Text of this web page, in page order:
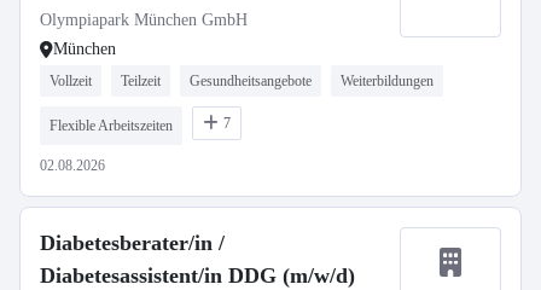
Olympiapark München GmbH
München
Vollzeit Teilzeit Gesundheitsangebote Weiterbildungen
Flexible Arbeitszeiten 7
02.08.2026
Diabetesberater/in /
Diabetesassistent/in DDG (m/w/d)